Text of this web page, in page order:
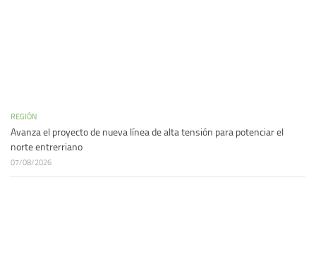
REGIÓN
Avanza el proyecto de nueva línea de alta tensión para potenciar el
norte entrerriano
07/08/2026